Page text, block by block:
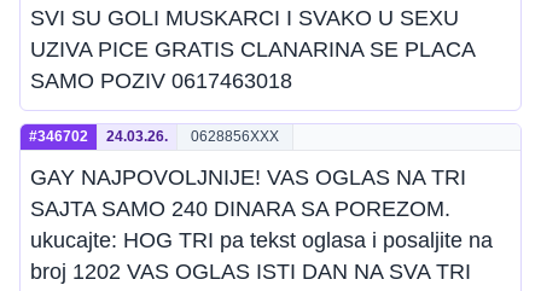
SVI SU GOLI MUSKARCI I SVAKO U SEXU
UZIVA PICE GRATIS CLANARINA SE PLACA
SAMO POZIV 0617463018
#346702 24.03.26. 0628856XXX
GAY NAJPOVOLJNIJE! VAS OGLAS NA TRI
SAJTA SAMO 240 DINARA SA POREZOM.
ukucajte: HOG TRI pa tekst oglasa i posaljite na
broj 1202 VAS OGLAS ISTI DAN NA SVA TRI